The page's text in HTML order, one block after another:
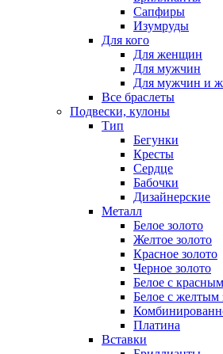
Сапфиры
Изумруды
Для кого
Для женщин
Для мужчин
Для мужчин и
Все браслеты
Подвески, кулоны
Тип
Бегунки
Кресты
Сердце
Бабочки
Дизайнерские
Металл
Белое золото
Желтое золото
Красное золото
Черное золото
Белое с
Белое с желтым
Платина
Вставки